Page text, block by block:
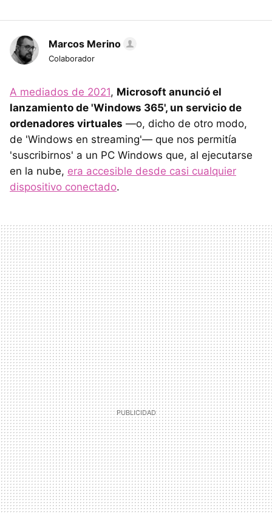
Marcos Merino
Colaborador
A mediados de 2021, Microsoft anunció el
lanzamiento de 'Windows 365', un servicio de
ordenadores virtuales —o, dicho de otro modo,
de 'Windows en streaming'— que nos permitía
'suscribirnos' a un PC Windows que, al ejecutarse
en la nube, era accesible desde casi cualquier
dispositivo conectado.